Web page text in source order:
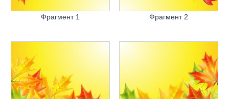
Фрагмент 1 Фрагмент 2